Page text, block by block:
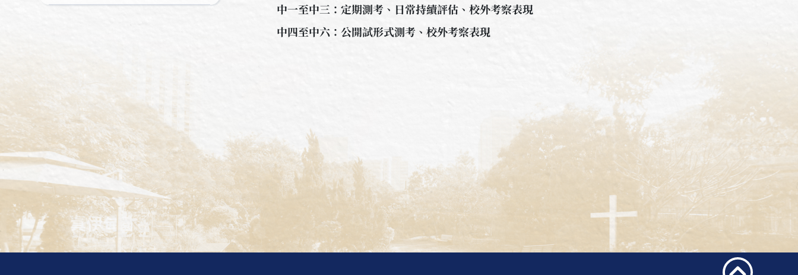
中一至中三：定期測考、日常持續評估、校外考察表現
中四至中六：公開試形式測考、校外考察表現